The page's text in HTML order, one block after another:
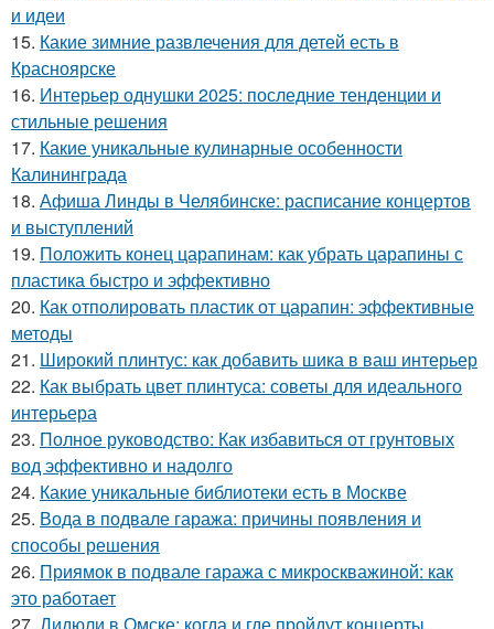
и идеи
15. Какие зимние развлечения для детей есть в
Красноярске
16. Интерьер однушки 2025: последние тенденции и
стильные решения
17. Какие уникальные кулинарные особенности
Калининграда
18. Афиша Линды в Челябинске: расписание концертов
и выступлений
19. Положить конец царапинам: как убрать царапины с
пластика быстро и эффективно
20. Как отполировать пластик от царапин: эффективные
методы
21. Широкий плинтус: как добавить шика в ваш интерьер
22. Как выбрать цвет плинтуса: советы для идеального
интерьера
23. Полное руководство: Как избавиться от грунтовых
вод эффективно и надолго
24. Какие уникальные библиотеки есть в Москве
25. Вода в подвале гаража: причины появления и
способы решения
26. Приямок в подвале гаража с микроскважиной: как
это работает
27. Дидюли в Омске: когда и где пройдут концерты